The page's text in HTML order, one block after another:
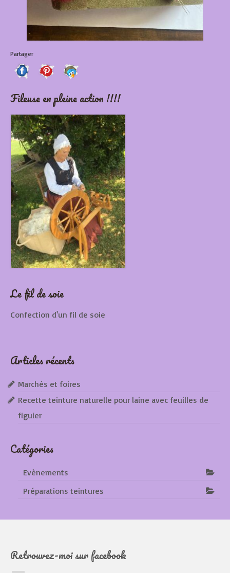
Partager
Fileuse en pleine action !!!!
Le fil de soie
Confection d'un fil de soie
Articles récents
Marchés et foires
Recette teinture naturelle pour laine avec feuilles de
figuier
Catégories
Evènements
Préparations teintures
Retrouvez-moi sur facebook